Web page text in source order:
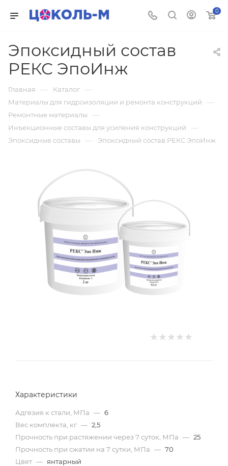
0
Эпоксидный состав
РЕКС ЭпоИнж
Главная — Каталог —
Материалы для гидроизоляции и ремонта конструкций —
Ремонтные материалы —
Инъекционные составы для усиления конструкций —
Эпоксидные составы — Эпоксидный состав РЕКС ЭпоИнж
Характеристики
Адгезия к стали, МПа — 6
Вес комплекта, кг — 2,5
Прочность при растяжении через 7 суток, МПа — 25
Прочность при сжатии на 7 сутки, МПа — 70
Цвет — янтарный